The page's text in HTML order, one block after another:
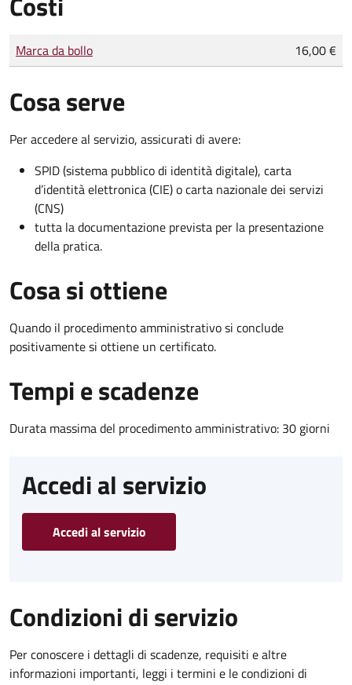
Tipo di pagamento
Importo
Marca da bollo 16,00 €
Cosa serve
Per accedere al servizio, assicurati di avere:
SPID (sistema pubblico di identità digitale), carta
d’identità elettronica (CIE) o carta nazionale dei servizi
(CNS)
tutta la documentazione prevista per la presentazione
della pratica.
Cosa si ottiene
Quando il procedimento amministrativo si conclude
positivamente si ottiene un certificato.
Tempi e scadenze
Durata massima del procedimento amministrativo: 30 giorni
Accedi al servizio
Accedi al servizio
Condizioni di servizio
Per conoscere i dettagli di scadenze, requisiti e altre
informazioni importanti, leggi i termini e le condizioni di